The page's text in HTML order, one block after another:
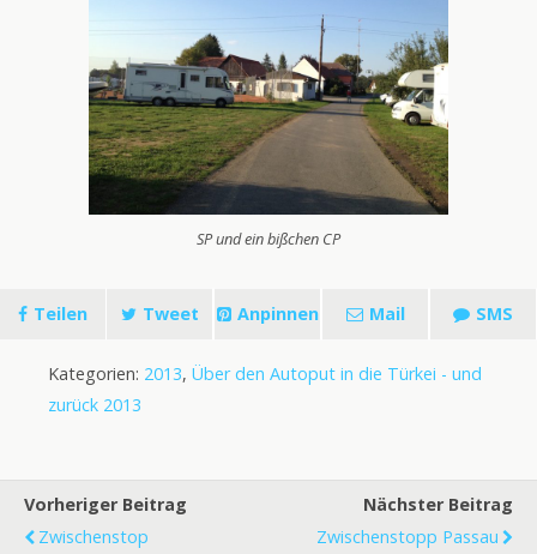
SP und ein bißchen CP
Teilen Tweet Anpinnen Mail SMS
Kategorien: 2013, Über den Autoput in die Türkei - und
zurück 2013
Vorheriger Beitrag
Zwischenstop
Nächster Beitrag
Zwischenstopp Passau